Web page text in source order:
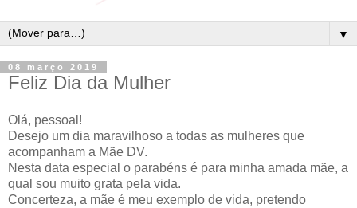
▼
08 março 2019
Feliz Dia da Mulher
Olá, pessoal!
Desejo um dia maravilhoso a todas as mulheres que
acompanham a Mãe DV.
Nesta data especial o parabéns é para minha amada mãe, a
qual sou muito grata pela vida.
Concerteza, a mãe é meu exemplo de vida, pretendo